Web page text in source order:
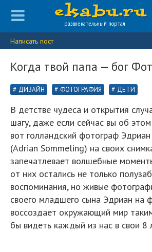
развлекательный портал
Написать пост
Когда твой папа — бог
ДИЗАЙН ФОТОГРАФИЯ ДЕТИ
В детстве чудеса и открытия
шагу, даже если сейчас вы об
вот голландский фотограф
(Adrian Sommeling) на своих
запечатлевает волшебные
от них остались не только
воспоминания, но живые
своего младшего сына Эдриан на
воссоздает окружающий мир
бы видеть каждый из нас в свои 8